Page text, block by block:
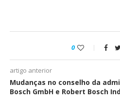
0
artigo anterior
Mudanças no conselho da
Bosch GmbH e Robert Bosch